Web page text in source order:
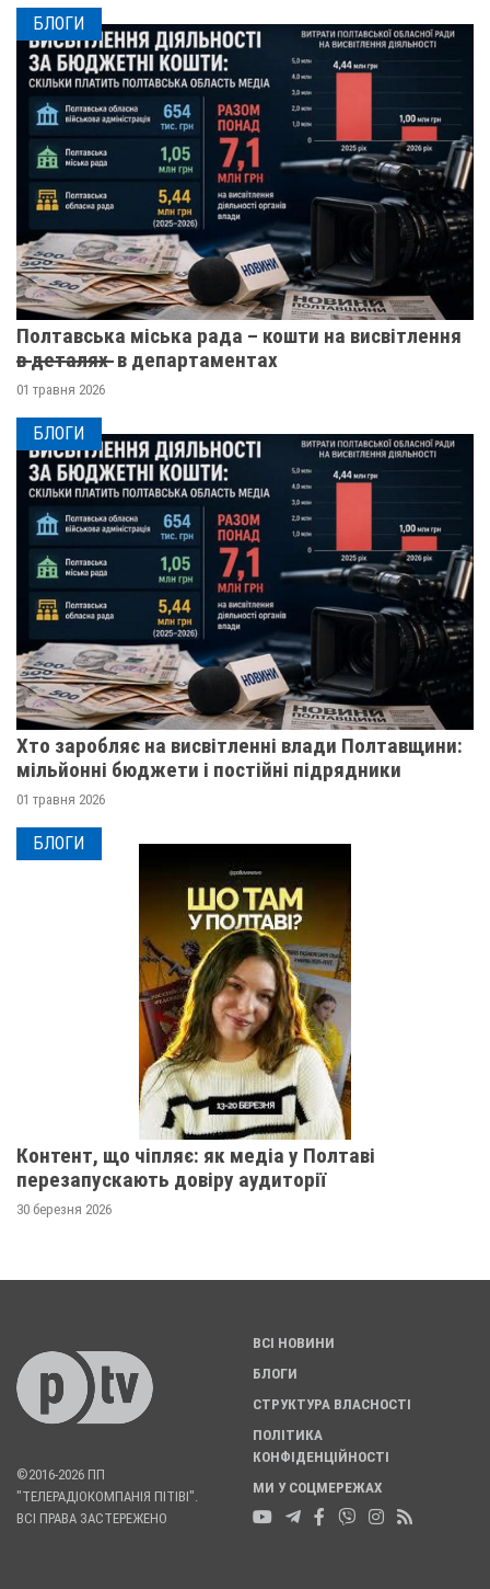
БЛОГИ
Полтавська міська рада – кошти на висвітлення
в̶ ̶д̶е̶т̶а̶л̶я̶х̶ ̶ в департаментах
01 травня 2026
БЛОГИ
Хто заробляє на висвітленні влади Полтавщини:
мільйонні бюджети і постійні підрядники
01 травня 2026
БЛОГИ
Контент, що чіпляє: як медіа у Полтаві
перезапускають довіру аудиторії
30 березня 2026
©2016-2026 ПП
"ТЕЛЕРАДІОКОМПАНІЯ ПІТІВІ".
ВСІ ПРАВА ЗАСТЕРЕЖЕНО
ВСІ НОВИНИ
БЛОГИ
СТРУКТУРА ВЛАСНОСТІ
ПОЛІТИКА
КОНФІДЕНЦІЙНОСТІ
МИ У СОЦМЕРЕЖАХ